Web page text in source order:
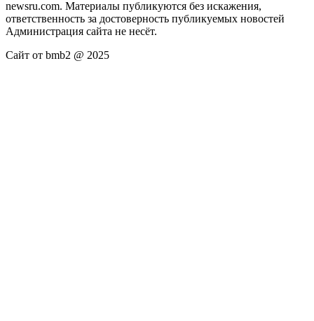
newsru.com. Материалы публикуются без искажения,
ответственность за достоверность публикуемых новостей
Администрация сайта не несёт.
Сайт от bmb2 @ 2025